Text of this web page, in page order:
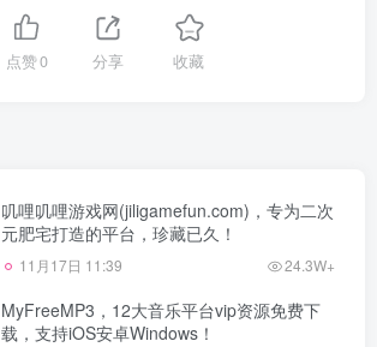
点赞0 分享 收藏
叽哩叽哩游戏网(jiligamefun.com)，专为二次
元肥宅打造的平台，珍藏已久！
11月17日 11:39 24.3W+
MyFreeMP3，12大音乐平台vip资源免费下
载，支持iOS安卓Windows！